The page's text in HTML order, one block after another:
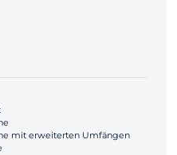
mit erweiterten Umfängen